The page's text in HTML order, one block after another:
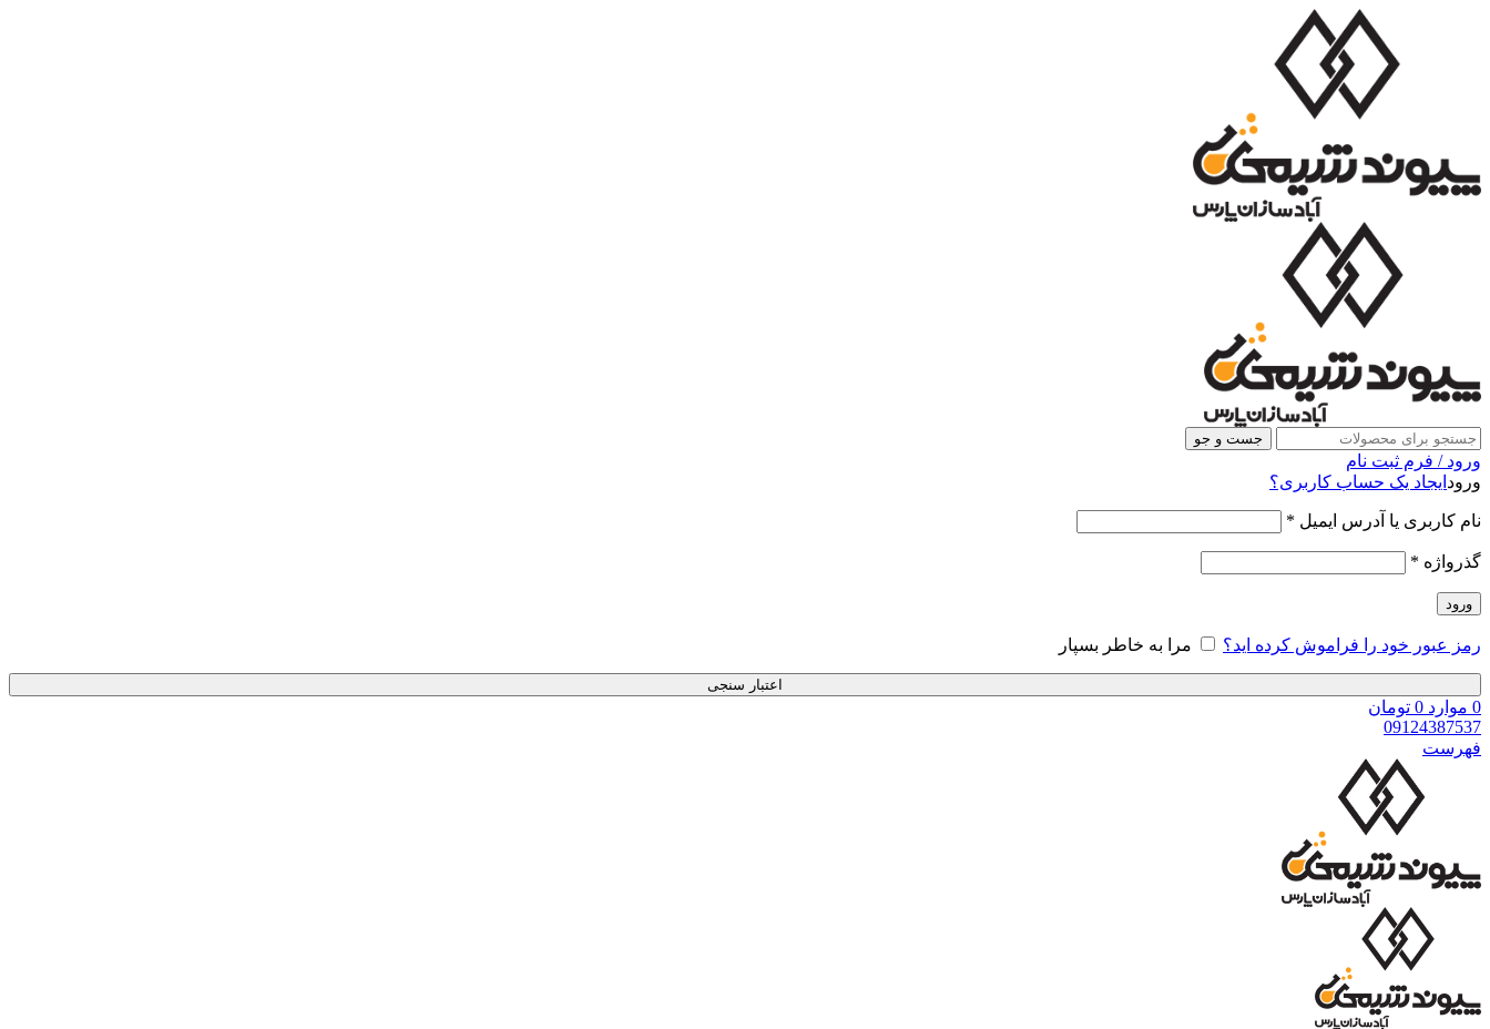
جست و جو
ورود / فرم ثبت نام
ورود ایجاد یک حساب کاربری؟
نام کاربری یا آدرس ایمیل *
گذرواژه *
ورود
رمز عبور خود را فراموش کرده اید؟ مرا به خاطر بسپار
اعتبار سنجی
0 موارد 0 تومان
09124387537
فهرست